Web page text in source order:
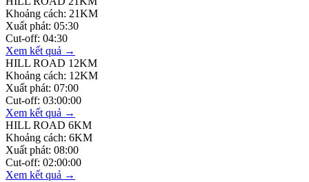
Khoảng cách: 21KM
Xuất phát: 05:30
Cut-off: 04:30
Xem kết quả →
HILL ROAD 12KM
Khoảng cách: 12KM
Xuất phát: 07:00
Cut-off: 03:00:00
Xem kết quả →
HILL ROAD 6KM
Khoảng cách: 6KM
Xuất phát: 08:00
Cut-off: 02:00:00
Xem kết quả →